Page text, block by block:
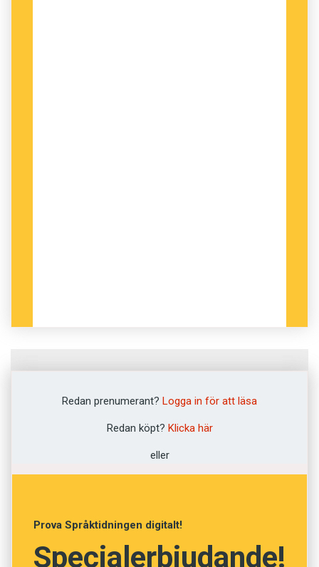
Förstuga
Gillestuga
Farstu
Redan prenumerant? Logga in för att läsa
Redan köpt? Klicka här
eller
Prova Språktidningen digitalt!
Specialerbjudande!